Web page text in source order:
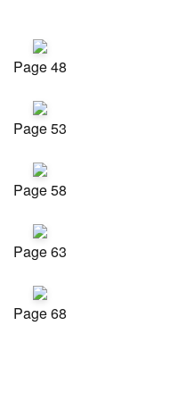
Page 48
Page 53
Page 58
Page 63
Page 68